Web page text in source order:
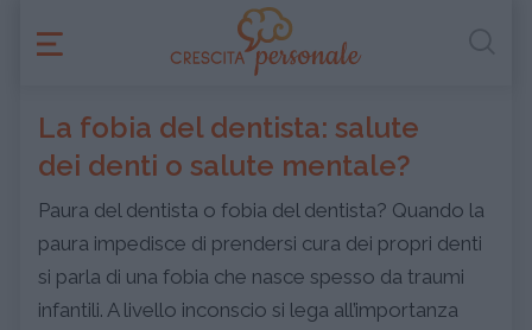
La fobia del dentista: salute
dei denti o salute mentale?
Paura del dentista o fobia del dentista? Quando la
paura impedisce di prendersi cura dei propri denti
si parla di una fobia che nasce spesso da traumi
infantili. A livello inconscio si lega all’importanza